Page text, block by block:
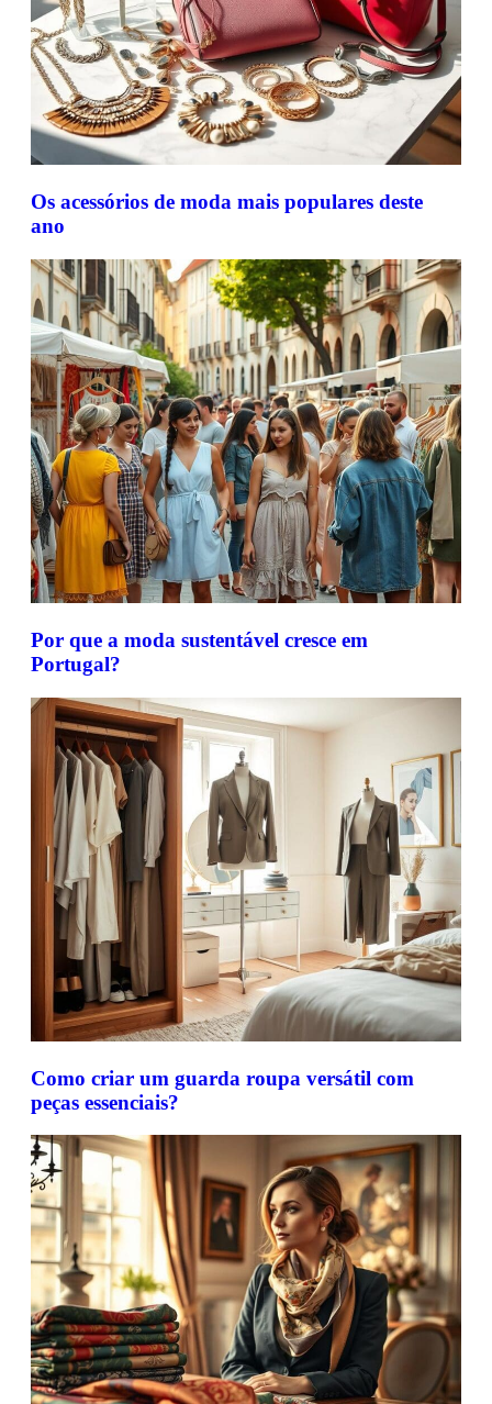
Os acessórios de moda mais populares deste
ano
Por que a moda sustentável cresce em
Portugal?
Como criar um guarda roupa versátil com
peças essenciais?